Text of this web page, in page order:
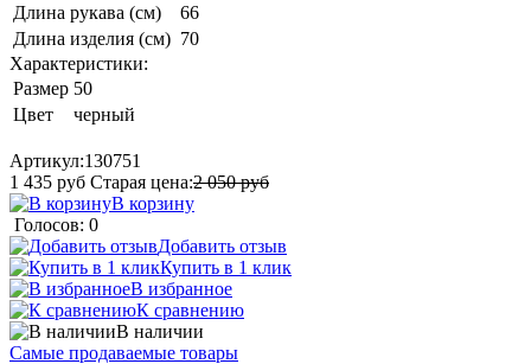
Длина рукава (см)
66
Длина изделия (см) 70
Характеристики:
Размер 50
Цвет
черный
Артикул:130751
1 435 руб Старая цена:2 050руб
В корзину
Голосов: 0
Добавить отзыв
Купить в 1 клик
В избранное
К сравнению
В наличии
Самые продаваемые товары